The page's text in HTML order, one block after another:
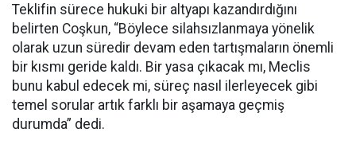
Teklifin sürece hukuki bir altyapı kazandırdığını
belirten Coşkun, “Böylece silahsızlanmaya yönelik
olarak uzun süredir devam eden tartışmaların önemli
bir kısmı geride kaldı. Bir yasa çıkacak mı, Meclis
bunu kabul edecek mi, süreç nasıl ilerleyecek gibi
temel sorular artık farklı bir aşamaya geçmiş
durumda” dedi.